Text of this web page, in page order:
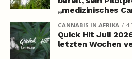
„medizinisches
CANNABIS IN AFRIKA 4
Quick Hit Juli
letzten Wochen